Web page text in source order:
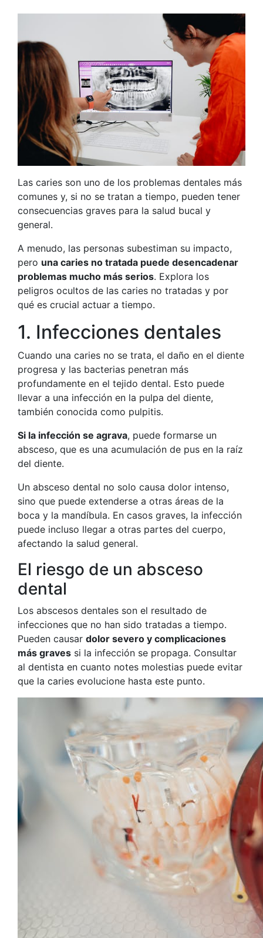
Las caries son uno de los problemas dentales más
comunes y, si no se tratan a tiempo, pueden tener
consecuencias graves para la salud bucal y
general.
A menudo, las personas subestiman su impacto,
pero una caries no tratada puede desencadenar
problemas mucho más serios. Explora los
peligros ocultos de las caries no tratadas y por
qué es crucial actuar a tiempo.
1. Infecciones dentales
Cuando una caries no se trata, el daño en el diente
progresa y las bacterias penetran más
profundamente en el tejido dental. Esto puede
llevar a una infección en la pulpa del diente,
también conocida como pulpitis.
Si la infección se agrava, puede formarse un
absceso, que es una acumulación de pus en la raíz
del diente.
Un absceso dental no solo causa dolor intenso,
sino que puede extenderse a otras áreas de la
boca y la mandíbula. En casos graves, la infección
puede incluso llegar a otras partes del cuerpo,
afectando la salud general.
El riesgo de un absceso
dental
Los abscesos dentales son el resultado de
infecciones que no han sido tratadas a tiempo.
Pueden causar dolor severo y complicaciones
más graves si la infección se propaga. Consultar
al dentista en cuanto notes molestias puede evitar
que la caries evolucione hasta este punto.